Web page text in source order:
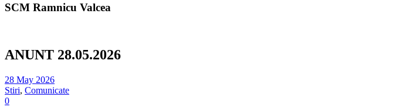
SCM Ramnicu Valcea
ANUNT 28.05.2026
28 May 2026
Stiri, Comunicate
0